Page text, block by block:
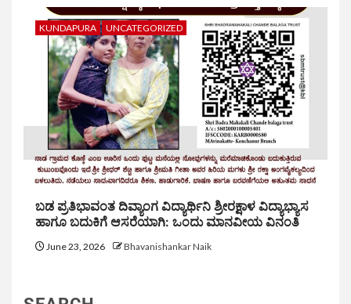
KUNDAPURA UNCATEGORIZED
ಬಡ ಪ್ರತಿಭಾವಂತ ದಿವ್ಯಾಂಗ ವಿದ್ಯಾರ್ಥಿನಿ ಶ್ರೀರಕ್ಷಾಳ ವಿದ್ಯಾಭ್ಯಾಸ
ಹಾಗೂ ಬದುಕಿಗೆ ಆಸರೆಯಾಗಿ: ಒಂದು ಮಾನವೀಯ ವಿನಂತಿ
June 23, 2026 Bhavanishankar Naik